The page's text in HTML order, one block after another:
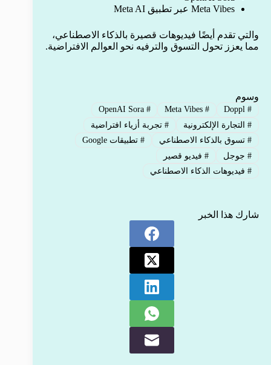
Meta Vibes عبر تطبيق Meta AI
والتي تقدم أيضًا فيديوهات قصيرة بالذكاء الاصطناعي،
مما يعزز تحول التسوق والترفيه نحو العوالم الافتراضية.
وسوم
#
Doppl
#
Meta Vibes
#
OpenAI Sora
#التجارة الإلكترونية #تجربة أزياء افتراضية
#تسوق بالذكاء الاصطناعي #تطبيقات Google
#جوجل #فيديو قصير
#فيديوهات الذكاء الاصطناعي
شارك هذا الخبر